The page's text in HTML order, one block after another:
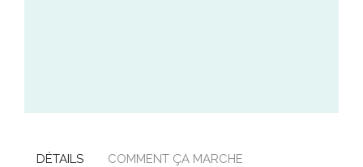
DÉTAILS COMMENT ÇA MARCHE